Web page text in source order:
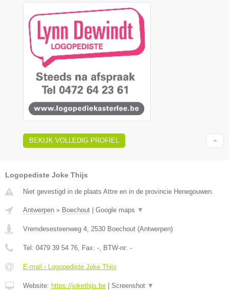
BEKIJK VOLLEDIG PROFIEL
Logopediste Joke Thijs
Niet gevestigd in de plaats Attre en in de provincie Henegouwen.
Antwerpen » Boechout Google maps ▼
Vremdesesteenweg 4 2530 Boechout (Antwerpen)
Tel: 0479 39 54 76 , Fax: - , BTW-nr: -
E-mail › Logopediste Joke Thijs
Website: https://jokethijs.be Screenshot ▼